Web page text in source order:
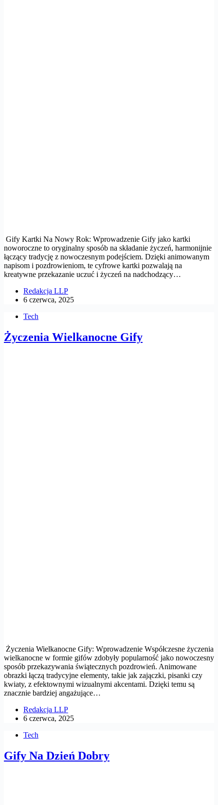
Gify Kartki Na Nowy Rok: Wprowadzenie Gify jako kartki
noworoczne to oryginalny sposób na składanie życzeń, harmonijnie
łączący tradycję z nowoczesnym podejściem. Dzięki animowanym
napisom i pozdrowieniom, te cyfrowe kartki pozwalają na
kreatywne przekazanie uczuć i życzeń na nadchodzący…
Redakcja LLP
6 czerwca, 2025
Tech
Życzenia Wielkanocne Gify
Życzenia Wielkanocne Gify: Wprowadzenie Współczesne życzenia
wielkanocne w formie gifów zdobyły popularność jako nowoczesny
sposób przekazywania świątecznych pozdrowień. Animowane
obrazki łączą tradycyjne elementy, takie jak zajączki, pisanki czy
kwiaty, z efektownymi wizualnymi akcentami. Dzięki temu są
znacznie bardziej angażujące…
Redakcja LLP
6 czerwca, 2025
Tech
Gify Na Dzień Dobry